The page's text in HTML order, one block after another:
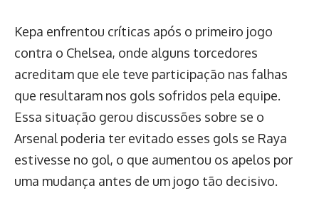
Kepa enfrentou críticas após o primeiro jogo
contra o Chelsea, onde alguns torcedores
acreditam que ele teve participação nas falhas
que resultaram nos gols sofridos pela equipe.
Essa situação gerou discussões sobre se o
Arsenal poderia ter evitado esses gols se Raya
estivesse no gol, o que aumentou os apelos por
uma mudança antes de um jogo tão decisivo.